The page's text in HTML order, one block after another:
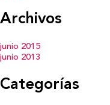
Archivos
junio 2015
junio 2013
Categorías